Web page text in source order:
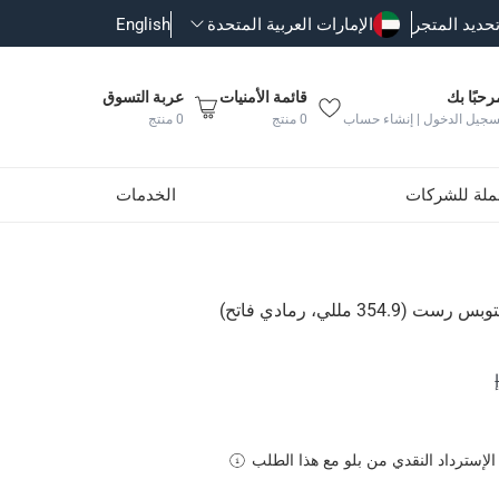
تحديد المتجر الإمارات العربية المتحدة English
بك
الدخول | إنشاء حساب
قائمة الأمنيات
0 منتج
عربة التسوق
0 منتج
للشركات الخدمات
في كل من المناطق الداخلية والخارجية
مللي، رمادي فاتح)
الإسترداد النقدي من بلو مع هذا الطلب